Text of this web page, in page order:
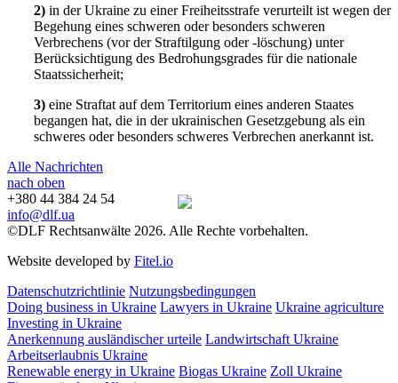
2) in der Ukraine zu einer Freiheitsstrafe verurteilt ist wegen der
Begehung eines schweren oder besonders schweren
Verbrechens (vor der Straftilgung oder -löschung) unter
Berücksichtigung des Bedrohungsgrades für die nationale
Staatssicherheit;
3) eine Straftat auf dem Territorium eines anderen Staates
begangen hat, die in der ukrainischen Gesetzgebung als ein
schweres oder besonders schweres Verbrechen anerkannt ist.
Alle Nachrichten
nach oben
+380 44 384 24 54
info@dlf.ua
©DLF Rechtsanwälte 2026. Alle Rechte vorbehalten.
Website developed by Fitel.io
Datenschutzrichtlinie Nutzungsbedingungen
Doing business in Ukraine Lawyers in Ukraine Ukraine agriculture
Investing in Ukraine
Anerkennung ausländischer urteile Landwirtschaft Ukraine
Arbeitserlaubnis Ukraine
Renewable energy in Ukraine Biogas Ukraine Zoll Ukraine